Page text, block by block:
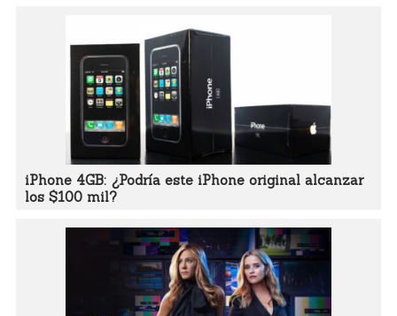
iPhone 4GB: ¿Podría este iPhone original alcanzar
los $100 mil?